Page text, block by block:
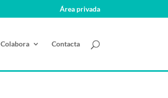
Área privada
Colabora Contacta